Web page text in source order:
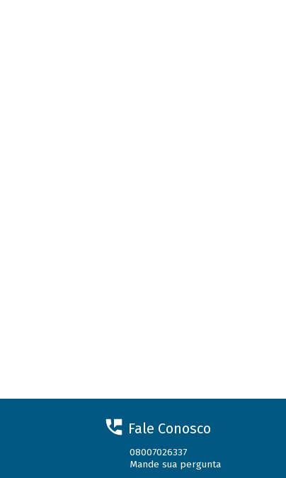
Fale Conosco
08007026337
Mande sua pergunta